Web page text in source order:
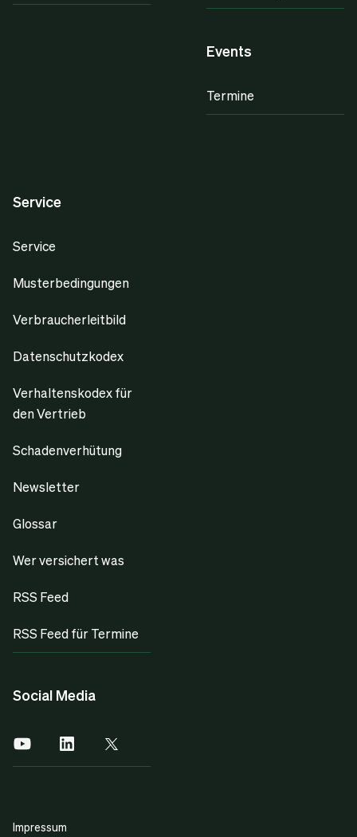
Events
Termine
Service
Service
Musterbedingungen
Verbraucherleitbild
Datenschutzkodex
Verhaltenskodex für
den Vertrieb
Schadenverhütung
Newsletter
Glossar
Wer versichert was
RSS Feed
RSS Feed für Termine
Social Media
Impressum